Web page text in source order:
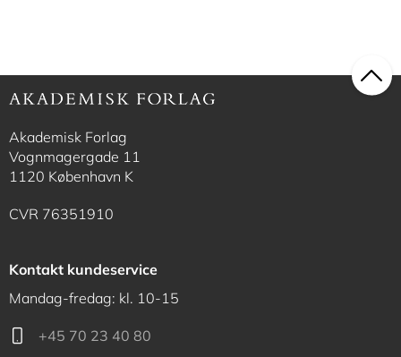
Akademisk Forlag
Vognmagergade 11
1120 København K
CVR 76351910
Kontakt kundeservice
Mandag-fredag: kl. 10-15
+45 70 23 40 80